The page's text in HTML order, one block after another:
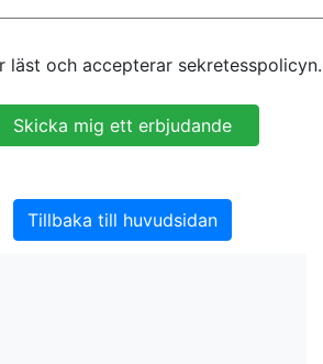
läst och accepterar sekretesspolicyn.
Tillbaka till huvudsidan